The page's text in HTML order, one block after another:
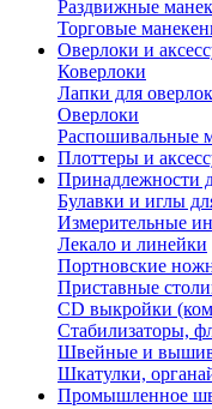
Раздвижные
Торговые
Оверлоки и
Коверлоки
Лапки для
Оверлоки
Распошивальные
Плоттеры и
Принадлежности
Булавки и иглы
Измерительные
Лекало и линейки
Портновские
Приставные
СD выкройки
Стабилизаторы,
Швейные и
Шкатулки,
Промышленное